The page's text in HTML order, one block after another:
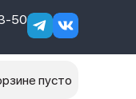
50
пусто